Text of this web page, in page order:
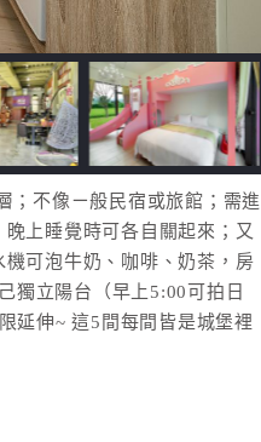
；不像ㄧ般民宿或旅館；需進
上睡覺時可各自關起來；又
可泡牛奶、咖啡、奶茶，房
獨立陽台（早上5:00可拍日
延伸~ 這5間每間皆是城堡裡